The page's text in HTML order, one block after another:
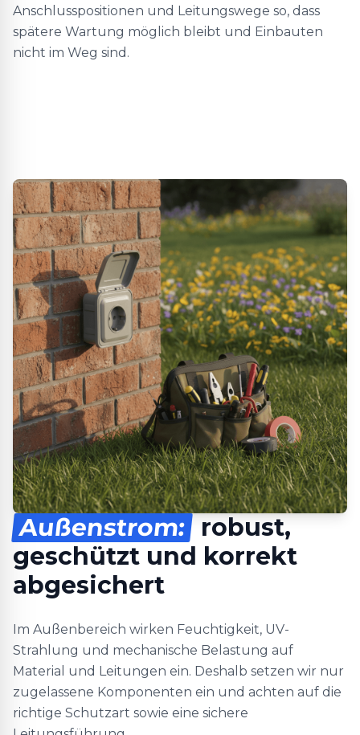
Anschlusspositionen und Leitungswege so, dass
spätere Wartung möglich bleibt und Einbauten
nicht im Weg sind.
Außenstrom: robust,
geschützt und korrekt
abgesichert
Im Außenbereich wirken Feuchtigkeit, UV-
Strahlung und mechanische Belastung auf
Material und Leitungen ein. Deshalb setzen wir nur
zugelassene Komponenten ein und achten auf die
richtige Schutzart sowie eine sichere